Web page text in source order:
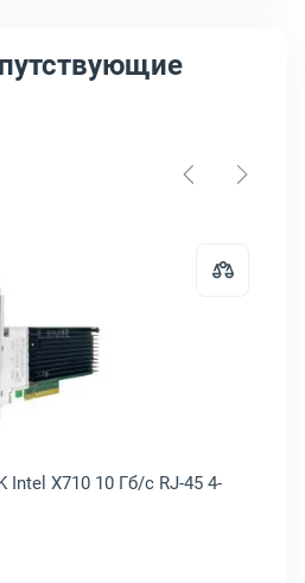
Гб/с QSFP28 2-port, MCX516A-
Открыть товар: Сетевая карта
Intel X710 10 Гб/с RJ-45 4-